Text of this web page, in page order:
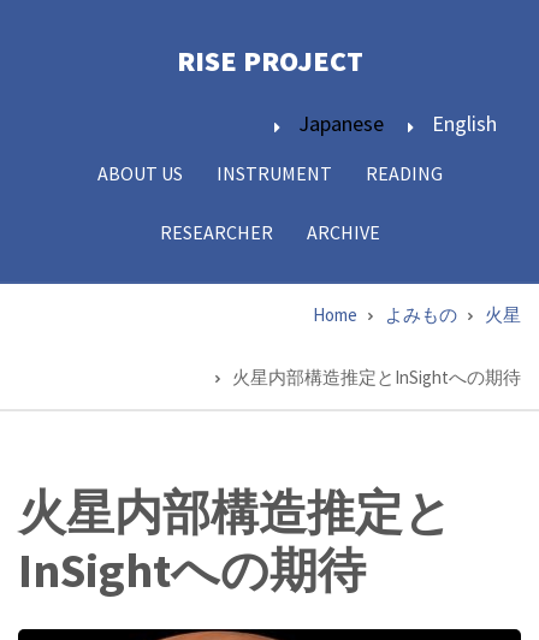
RISE PROJECT­
Japanese English
navigation
ABOUT US INSTRUMENT READING
RESEARCHER ARCHIVE
Home よみもの 火星
火星内部構造推定とInSightへの期待
火星内部構造推定と
InSightへの期待